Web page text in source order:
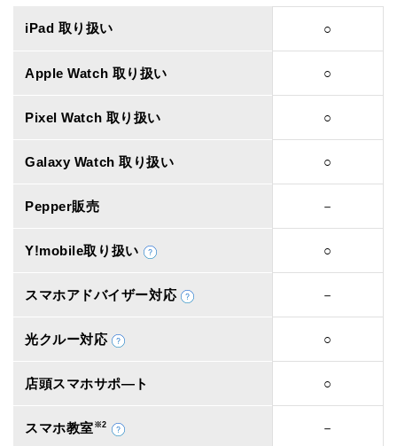
iPad 取り扱い ○
Apple Watch 取り扱い ○
Pixel Watch 取り扱い ○
Galaxy Watch 取り扱い ○
Pepper販売 －
Y!mobile取り扱い ○
スマホアドバイザー対応 －
光クルー対応 ○
店頭スマホサポ―ト ○
スマホ教室 ※2 －